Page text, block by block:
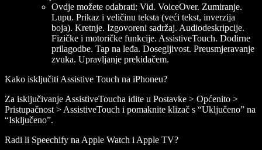
Ovdje možete odabrati: Vid. VoiceOver. Zumiranje.
Lupu. Prikaz i veličinu teksta (veći tekst, inverzija
boja). Kretnje. Izgovoreni sadržaj. Audiodeskripcije.
Fizičke i motoričke funkcije. AssistiveTouch. Dodirne
prilagodbe. Tap na leđa. Dosegljivost. Preusmjeravanje
zvuka. Upravljanje prekidačem.
Kako isključiti Assistive Touch na iPhoneu?
Za isključivanje AssistiveToucha idite u Postavke > Općenito >
Pristupačnost > AssistiveTouch i pomaknite klizač s “Uključeno” na
“Isključeno”.
Radi li Speechify na Apple Watch i Apple TV?